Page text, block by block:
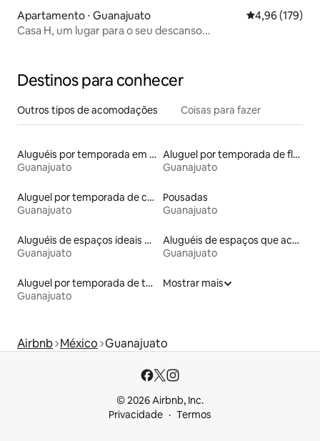
Apartamento ⋅ Guanajuato 4,96 de uma
4,96 (179)
Casa H, um lugar para o seu descanso...
Destinos para conhecer
Outros tipos de acomodações Coisas para fazer
Aluguéis por temporada em albergue
Guanajuato
Aluguel por temporada de flats
Guanajuato
Aluguel por temporada de casas de veraneio
Guanajuato
Pousadas
Guanajuato
Aluguéis de espaços ideais para famílias
Guanajuato
Aluguéis de espaços que aceitam animais de estimação
Guanajuato
Aluguel por temporada de tendas
Guanajuato
Mostrar mais
Airbnb México Guanajuato
© 2026 Airbnb, Inc.
Privacidade
Termos